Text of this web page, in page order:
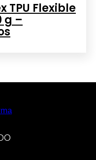
TPU Flexible
g –